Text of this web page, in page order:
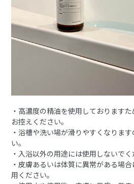
・高濃度の精油を使用しております
お控えください。
・浴槽や洗い場が滑りやすくなりま
い。
・入浴以外の用途には使用しないでく
・皮膚あるいは体質に異常がある場
用ください。